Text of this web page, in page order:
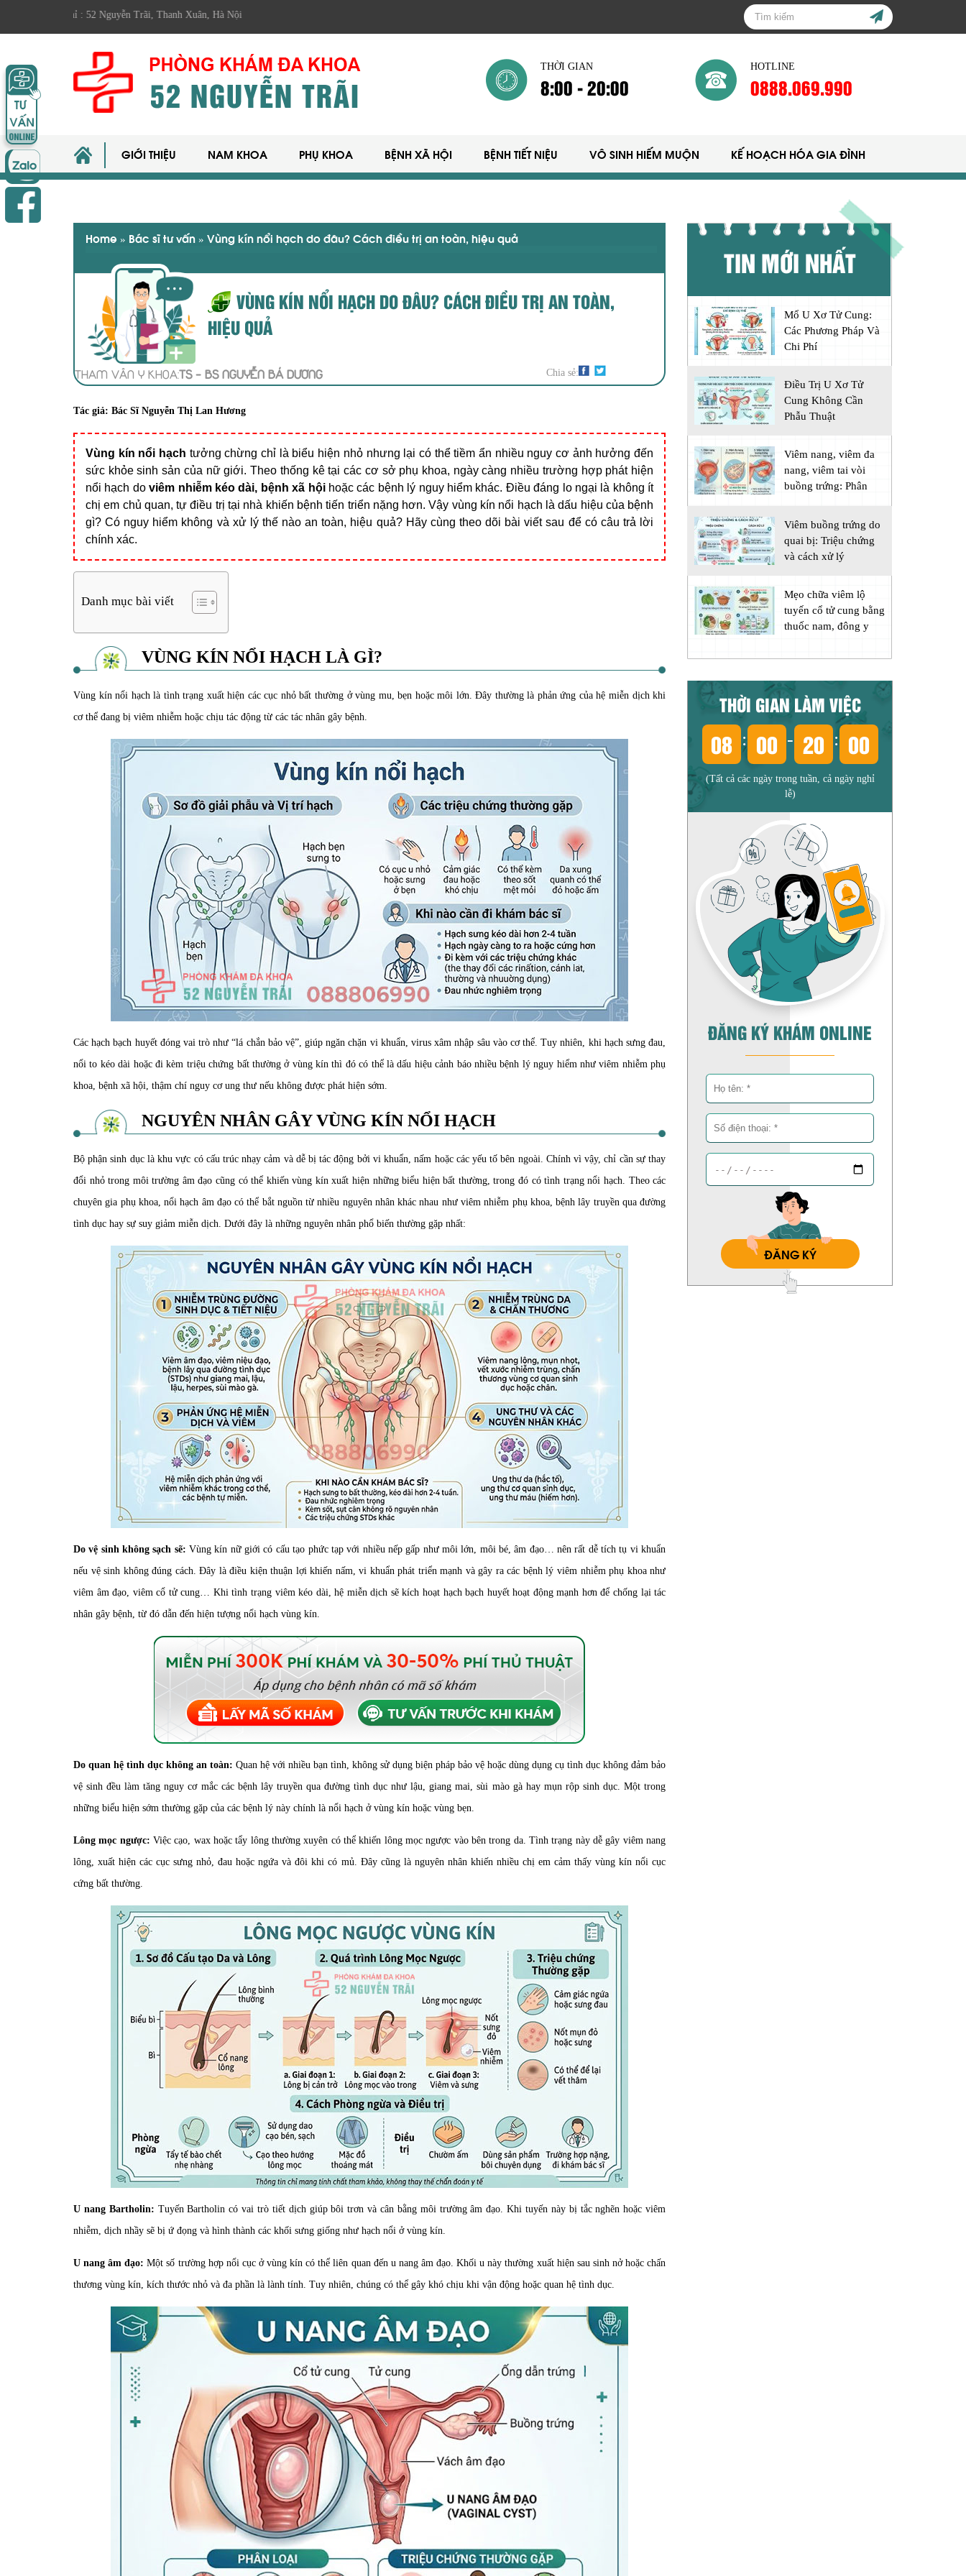
: 52 Nguyễn Trãi, Thanh Xuân, Hà Nội
THỜI GIAN
8:00 - 20:00
HOTLINE
0888.069.990
GIỚI THIỆU NAM KHOA PHỤ KHOA BỆNH XÃ HỘI BỆNH TIẾT NIỆU VÔ SINH HIẾM MUỘN KẾ HOẠCH HÓA GIA ĐÌNH
Home » Bác sĩ tư vấn» Vùng kín nổi hạch do đâu? Cách điều trị an toàn, hiệu quả
VÙNG KÍN NỔI HẠCH DO ĐÂU? CÁCH ĐIỀU TRỊ AN TOÀN,
HIỆU QUẢ
THAM VẤN Y KHOA:TS - BS NGUYỄN BÁ DƯƠNG Chia sẻ:
Tác giả: Bác Sĩ Nguyễn Thị Lan Hương
Vùng kín nổi hạch tưởng chừng chỉ là biểu hiện nhỏ nhưng lại có thể tiềm ẩn nhiều nguy cơ ảnh hưởng đến
sức khỏe sinh sản của nữ giới. Theo thống kê tại các cơ sở phụ khoa, ngày càng nhiều trường hợp phát hiện
nổi hạch doviêm nhiễm kéo dài, bệnh xã hộihoặc các bệnh lý nguy hiểm khác. Điều đáng lo ngại là không ít
chị em chủ quan, tự điều trị tại nhà khiến bệnh tiến triển nặng hơn. Vậy vùng kín nổi hạch là dấu hiệu của bệnh
gì? Có nguy hiểm không và xử lý thế nào an toàn, hiệu quả? Hãy cùng theo dõi bài viết sau để có câu trả lời
chính xác.
Danh mục bài viết
VÙNG KÍN NỔI HẠCH LÀ GÌ?
Vùng kín nổi hạch là tình trạng xuất hiện các cục nhỏ bất thường ở vùng mu, bẹn hoặc môi lớn. Đây thường là phản ứng của hệ miễn dịch khi
cơ thể đang bị viêm nhiễm hoặc chịu tác động từ các tác nhân gây bệnh.
Các hạch bạch huyết đóng vai trò như “lá chắn bảo vệ”, giúp ngăn chặn vi khuẩn, virus xâm nhập sâu vào cơ thể. Tuy nhiên, khi hạch sưng đau,
nổi to kéo dài hoặc đi kèm triệu chứng bất thường ở vùng kín thì đó có thể là dấu hiệu cảnh báo nhiều bệnh lý nguy hiểm như viêm nhiễm phụ
khoa, bệnh xã hội, thậm chí nguy cơ ung thư nếu không được phát hiện sớm.
NGUYÊN NHÂN GÂY VÙNG KÍN NỔI HẠCH
Bộ phận sinh dục là khu vực có cấu trúc nhạy cảm và dễ bị tác động bởi vi khuẩn, nấm hoặc các yếu tố bên ngoài. Chính vì vậy, chỉ cần sự thay
đổi nhỏ trong môi trường âm đạo cũng có thể khiến vùng kín xuất hiện những biểu hiện bất thường, trong đó có tình trạng nổi hạch. Theo các
chuyên gia phụ khoa, nổi hạch âm đạo có thể bắt nguồn từ nhiều nguyên nhân khác nhau như viêm nhiễm phụ khoa, bệnh lây truyền qua đường
tình dục hay sự suy giảm miễn dịch. Dưới đây là những nguyên nhân phổ biến thường gặp nhất:
Do vệ sinh không sạch sẽ:Vùng kín nữ giới có cấu tạo phức tạp với nhiều nếp gấp như môi lớn, môi bé, âm đạo… nên rất dễ tích tụ vi khuẩn
nếu vệ sinh không đúng cách. Đây là điều kiện thuận lợi khiến nấm, vi khuẩn phát triển mạnh và gây ra các bệnh lý viêm nhiễm phụ khoa như
viêm âm đạo, viêm cổ tử cung… Khi tình trạng viêm kéo dài, hệ miễn dịch sẽ kích hoạt hạch bạch huyết hoạt động mạnh hơn để chống lại tác
nhân gây bệnh, từ đó dẫn đến hiện tượng nổi hạch vùng kín.
Do quan hệ tình dục không an toàn:Quan hệ với nhiều bạn tình, không sử dụng biện pháp bảo vệ hoặc dùng dụng cụ tình dục không đảm bảo
vệ sinh đều làm tăng nguy cơ mắc các bệnh lây truyền qua đường tình dục như lậu, giang mai, sùi mào gà hay mụn rộp sinh dục. Một trong
những biểu hiện sớm thường gặp của các bệnh lý này chính là nổi hạch ở vùng kín hoặc vùng bẹn.
Lông mọc ngược:Việc cạo, wax hoặc tẩy lông thường xuyên có thể khiến lông mọc ngược vào bên trong da. Tình trạng này dễ gây viêm nang
lông, xuất hiện các cục sưng nhỏ, đau hoặc ngứa và đôi khi có mủ. Đây cũng là nguyên nhân khiến nhiều chị em cảm thấy vùng kín nổi cục
cứng bất thường.
U nang Bartholin: Tuyến Bartholin có vai trò tiết dịch giúp bôi trơn và cân bằng môi trường âm đạo. Khi tuyến này bị tắc nghẽn hoặc viêm
nhiễm, dịch nhầy sẽ bị ứ đọng và hình thành các khối sưng giống như hạch nổi ở vùng kín.
U nang âm đạo:Một số trường hợp nổi cục ở vùng kín có thể liên quan đến u nang âm đạo. Khối u này thường xuất hiện sau sinh nở hoặc chấn
thương vùng kín, kích thước nhỏ và đa phần là lành tính. Tuy nhiên, chúng có thể gây khó chịu khi vận động hoặc quan hệ tình dục.
TIN MỚI NHẤT
Mổ U Xơ Tử Cung:
Các Phương Pháp Và
Chi Phí
Điều Trị U Xơ Tử
Cung Không Cần
Phẫu Thuật
Viêm nang, viêm đa
nang, viêm tai vòi
buồng trứng: Phân
Viêm buồng trứng do
quai bị: Triệu chứng
và cách xử lý
Mẹo chữa viêm lộ
tuyến cổ tử cung bằng
thuốc nam, đông y
THỜI GIAN LÀM VIỆC
08 : 00 - 20 : 00
(Tất cả các ngày trong tuần, cả ngày nghỉ
lễ)
ĐĂNG KÝ KHÁM ONLINE
ĐĂNG KÝ